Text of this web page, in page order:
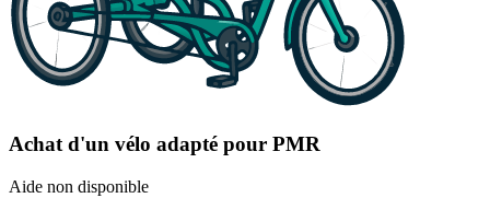
Achat d'un vélo adapté pour PMR
Aide non disponible